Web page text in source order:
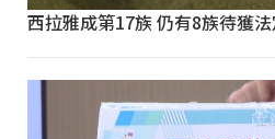
西拉雅成第17族 仍有8族待獲